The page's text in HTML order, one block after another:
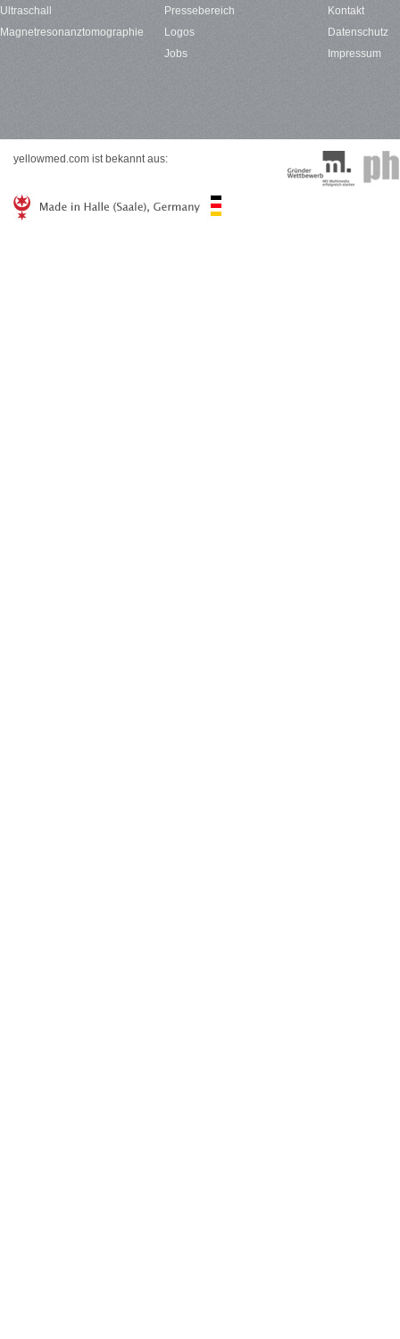
Ultraschall
Magnetresonanztomographie
Pressebereich
Logos
Jobs
Kontakt
Datenschutz
Impressum
yellowmed.com ist bekannt aus: